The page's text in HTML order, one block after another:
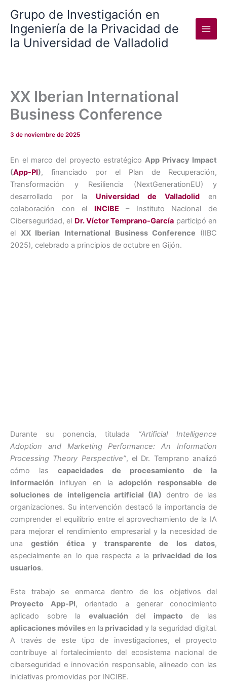
contenido
Grupo de Investigación en
Ingeniería de la Privacidad de
la Universidad de Valladolid
XX Iberian International
Business Conference
3 de noviembre de 2025
En el marco del proyecto estratégico App Privacy Impact
(App-PI), financiado por el Plan de Recuperación,
Transformación y Resiliencia (NextGenerationEU) y
desarrollado por la Universidad de Valladolid
en
colaboración con el INCIBE – Instituto Nacional de
Ciberseguridad, el Dr. Víctor Temprano-García participó en
el XX Iberian International Business Conference (IIBC
2025), celebrado a principios de octubre en Gijón.
Durante su ponencia, titulada “Artificial Intelligence
Adoption and Marketing Performance: An Information
Processing Theory Perspective”, el Dr. Temprano analizó
cómo las capacidades de procesamiento de la
información influyen en laadopción responsable de
soluciones de inteligencia artificial (IA) dentro de las
organizaciones. Su intervención destacó la importancia de
comprender el equilibrio entre el aprovechamiento de la IA
para mejorar el rendimiento empresarial y la necesidad de
unagestión ética y transparente de los datos,
especialmente en lo que respecta a la privacidad de los
usuarios.
Este trabajo se enmarca dentro de los objetivos del
Proyecto
App-PI, orientado a generar conocimiento
aplicado sobre la evaluacióndel impactode las
aplicaciones móvilesen la privacidad y la seguridad digital.
A través de este tipo de investigaciones, el proyecto
contribuye al fortalecimiento del ecosistema nacional de
ciberseguridad e innovación responsable, alineado con las
iniciativas promovidas por INCIBE.